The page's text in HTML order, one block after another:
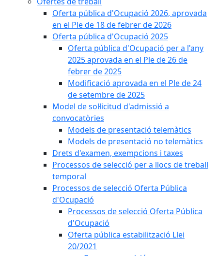
Oferta pública d'Ocupació 2026, aprovada
en el Ple de 18 de febrer de 2026
Oferta pública d'Ocupació 2025
Oferta pública d'Ocupació per a l'any
2025 aprovada en el Ple de 26 de
febrer de 2025
Modificació aprovada en el Ple de 24
de setembre de 2025
Model de sol·licitud d'admissió a
convocatòries
Models de presentació telemàtics
Models de presentació no telemàtics
Drets d'examen, exempcions i taxes
Processos de selecció per a llocs de treball
temporal
Processos de selecció Oferta Pública
d'Ocupació
Processos de selecció Oferta Pública
d'Ocupació
Oferta pública estabilització Llei
20/2021